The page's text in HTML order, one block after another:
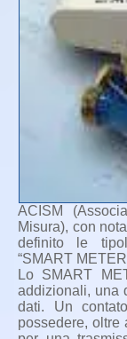
ACISM
Misura), con
definito le
“SMART
Lo SMART
addizionali, una
dati. Un
possedere, oltre